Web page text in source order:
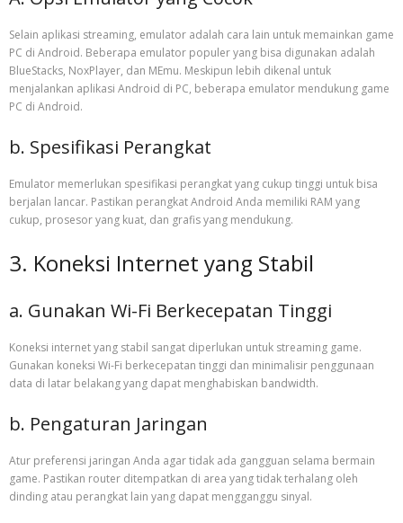
Selain aplikasi streaming, emulator adalah cara lain untuk memainkan game
PC di Android. Beberapa emulator populer yang bisa digunakan adalah
BlueStacks, NoxPlayer, dan MEmu. Meskipun lebih dikenal untuk
menjalankan aplikasi Android di PC, beberapa emulator mendukung game
PC di Android.
b. Spesifikasi Perangkat
Emulator memerlukan spesifikasi perangkat yang cukup tinggi untuk bisa
berjalan lancar. Pastikan perangkat Android Anda memiliki RAM yang
cukup, prosesor yang kuat, dan grafis yang mendukung.
3. Koneksi Internet yang Stabil
a. Gunakan Wi-Fi Berkecepatan Tinggi
Koneksi internet yang stabil sangat diperlukan untuk streaming game.
Gunakan koneksi Wi-Fi berkecepatan tinggi dan minimalisir penggunaan
data di latar belakang yang dapat menghabiskan bandwidth.
b. Pengaturan Jaringan
Atur preferensi jaringan Anda agar tidak ada gangguan selama bermain
game. Pastikan router ditempatkan di area yang tidak terhalang oleh
dinding atau perangkat lain yang dapat mengganggu sinyal.